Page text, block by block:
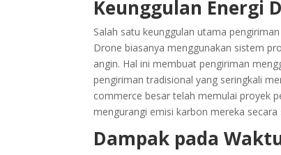
Keunggulan Energi
Salah satu keunggulan utama
Drone biasanya menggunakan sistem
angin. Hal ini membuat pengiriman
pengiriman tradisional yang seringkali
commerce besar telah memulai proyek
mengurangi emisi karbon mereka secara
Dampak pada